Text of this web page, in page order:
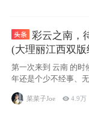
彩云之南，
(大理丽江西双
第一次来到 云南 的时
年还是个少不经事、
菜菜子Joe 4.9万